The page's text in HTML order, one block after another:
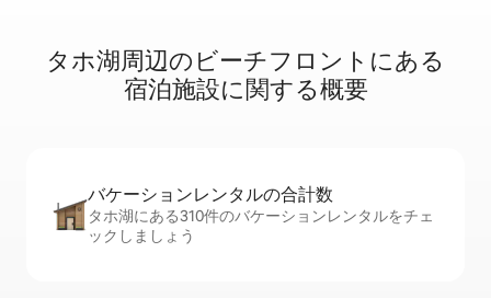
タホ湖周⁠辺⁠のビ⁠ー⁠チ⁠フ⁠ロ⁠ン⁠ト⁠にあ⁠る
宿⁠泊⁠施⁠設⁠に関⁠す⁠る概⁠要
バケーションレ⁠ン⁠タ⁠ル⁠の合⁠計⁠数
タホ湖にある310件のバケーションレンタルをチェ
ックしましょう